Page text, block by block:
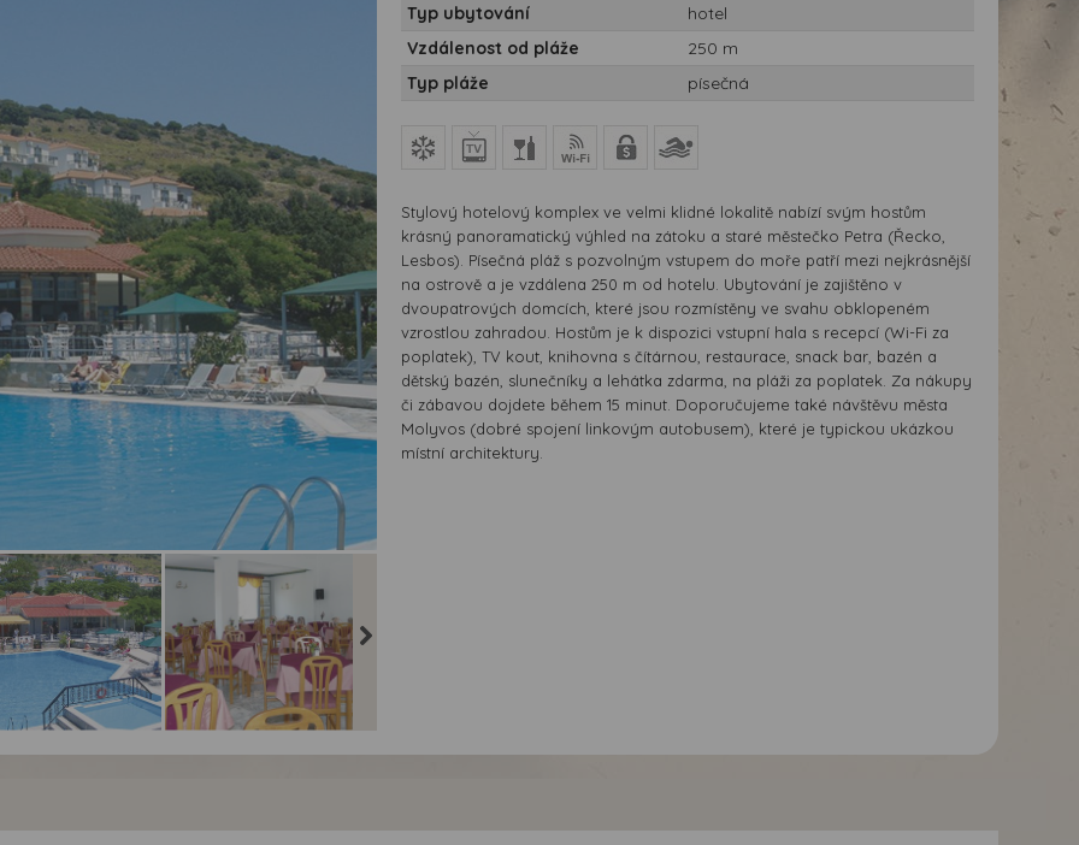
Typ ubytování
hotel
Vzdálenost od pláže
250 m
Typ pláže
písečná
Stylový hotelový komplex ve velmi klidné lokalitě nabízí svým hostům
krásný panoramatický výhled na zátoku a staré městečko Petra (Řecko,
Lesbos). Písečná pláž s pozvolným vstupem do moře patří mezi nejkrásnější
na ostrově a je vzdálena 250 m od hotelu. Ubytování je zajištěno v
dvoupatrových domcích, které jsou rozmístěny ve svahu obklopeném
vzrostlou zahradou. Hostům je k dispozici vstupní hala s recepcí (Wi-Fi za
poplatek), TV kout, knihovna s čítárnou, restaurace, snack bar, bazén a
dětský bazén, slunečníky a lehátka zdarma, na pláži za poplatek. Za nákupy
či zábavou dojdete během 15 minut. Doporučujeme také návštěvu města
Molyvos (dobré spojení linkovým autobusem), které je typickou ukázkou
místní architektury.